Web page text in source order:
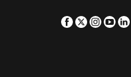
Facebook
Twitter